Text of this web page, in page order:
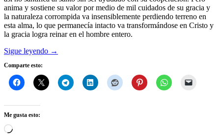
anima y sostiene su valor por medio de mil cuidados de su gracia y
la naturaleza corrompida va insensiblemente perdiendo terreno en
esta alma, lo que permanecía intacto va transformándose en Cristo y
la gracia logra reinar en el hombre entero.
Sigue leyendo →
Comparte esto:
Me gusta esto:
Cargando...